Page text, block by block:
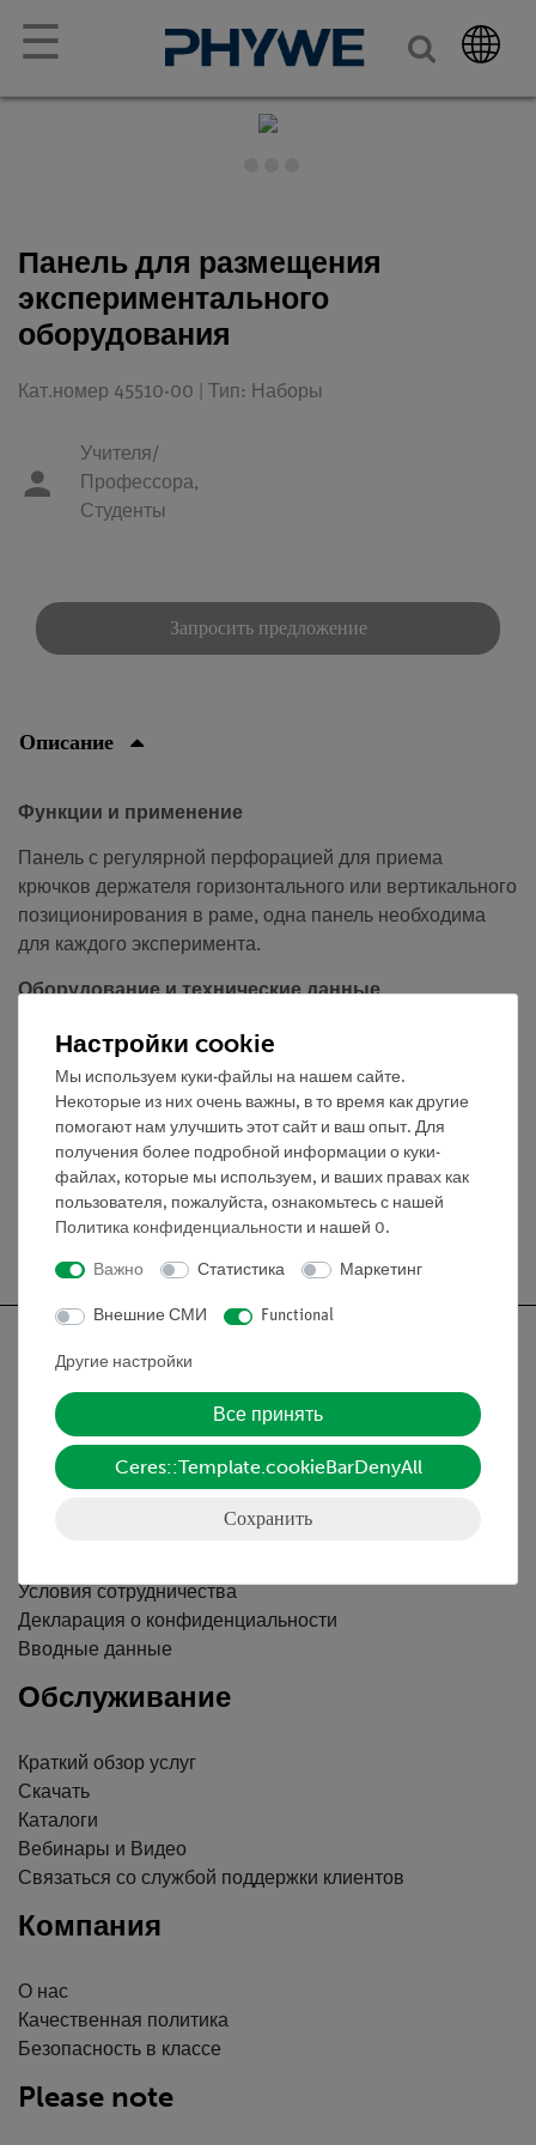
☰
Панель для размещения
экспериментального
оборудования
Кат.номер 45510-00 | Тип: Наборы
Учителя/
Профессора,
Студенты
Запросить предложение
Описание
Функции и применение
Панель с регулярной перфорацией для приема
крючков держателя горизонтального или вертикального
позиционирования в раме, одна панель необходима
для каждого эксперимента.
Оборудование и технические данные
Материал: листовая сталь, окрашенная
Размеры: 65 x 48,8 x 2,5 см
Бесплатная доставка от 300,- €
Nach oben
Информация
Условия сотрудничества
Декларация о конфиденциальности
Вводные данные
Обслуживание
Краткий обзор услуг
Скачать
Каталоги
Вебинары и Видео
Связаться со службой поддержки клиентов
Компания
О нас
Качественная политика
Безопасность в классе
Please note
Настройки cookie
Мы используем куки-файлы на нашем сайте.
Некоторые из них очень важны, в то время как другие
помогают нам улучшить этот сайт и ваш опыт. Для
получения более подробной информации о куки-
файлах, которые мы используем, и ваших правах как
пользователя, пожалуйста, ознакомьтесь с нашей
Политика конфиденциальности и нашей 0.
Важно Статистика Маркетинг
Внешние СМИ Functional
Другие настройки
Все принять
Ceres::Template.cookieBarDenyAll
Сохранить